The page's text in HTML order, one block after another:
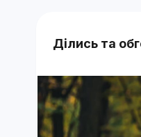
Ділись та